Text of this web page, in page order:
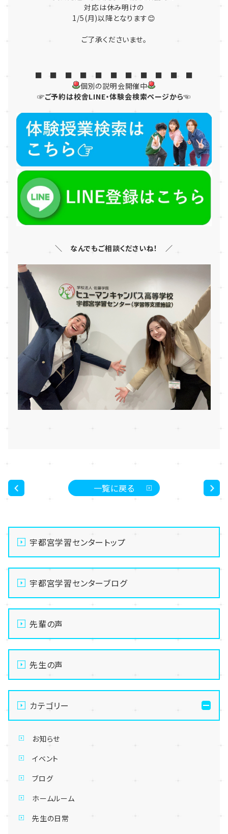
対応は休み明けの
1/5(月)以降となります😊
ご了承くださいませ。
■ ■ ■ ■ ■ ■ ■ ■ ■ ■ ■
個別の説明会開催中
☞ご予約は校舎LINE・体験会検索ページから☜
＼ なんでもご相談くださいね！ ／
一覧に戻る
宇都宮学習センタートップ
宇都宮学習センターブログ
先輩の声
先生の声
カテゴリー
お知らせ
イベント
ブログ
ホームルーム
先生の日常